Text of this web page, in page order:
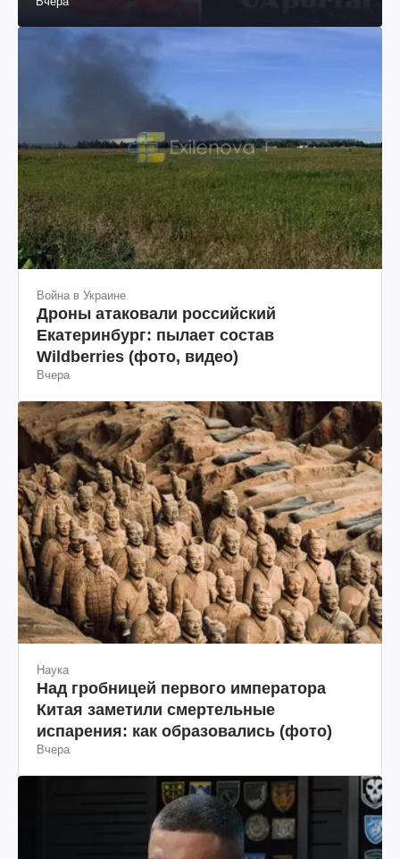
Война в Украине
Дроны атаковали российский
Екатеринбург: пылает состав
Wildberries (фото, видео)
Вчера
Наука
Над гробницей первого императора
Китая заметили смертельные
испарения: как образовались (фото)
Вчера